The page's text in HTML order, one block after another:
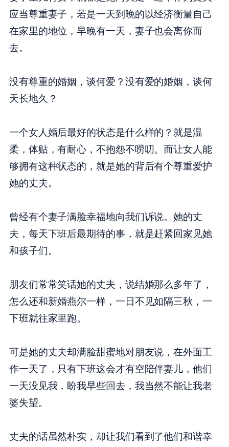
应当尊重妻子，若是一天到晚的以经济衡量自己
在家里的地位，早晚有一天，妻子也会离你而
去。
没有尊重的婚姻，谈何爱？没有爱的婚姻，谈何
天长地久？
一个女人婚后最好的状态是什么样的？就是温
柔，体贴，有耐心，不抱怨不唠叨。而让女人能
够拥有这种状态的，就是她的背后有个尊重爱护
她的丈夫。
曾经有个妻子满脸幸福地向我们诉说。她的丈
夫，每天下班后最期待的事，就是赶紧回家见她
和孩子们。
朋友们常常笑话她的丈夫，说结婚那么多年了，
怎么还和新婚燕尔一样，一日不见如隔三秋，一
下班就往家里跑。
可是她的丈夫却满脸甜蜜地对朋友说，在外面工
作一天了，只有下班这会才有空陪伴妻儿，他们
一天没见我，盼我早些回去，我当然不能让我老
婆失望。
丈夫的话虽然朴实，却让我们看到了他们和谐幸